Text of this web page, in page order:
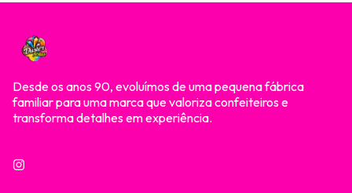
Desde os anos 90, evoluímos de uma pequena fábrica
familiar para uma marca que valoriza confeiteiros e
transforma detalhes em experiência.